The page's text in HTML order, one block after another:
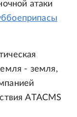
атаки
- земля,
ATACMS